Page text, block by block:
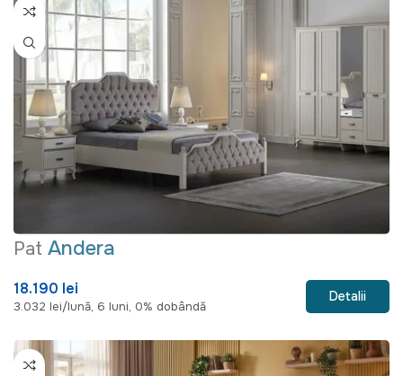
Pat Andera
18.190 lei
3.032 lei/lună, 6 luni, 0% dobândă
Detalii